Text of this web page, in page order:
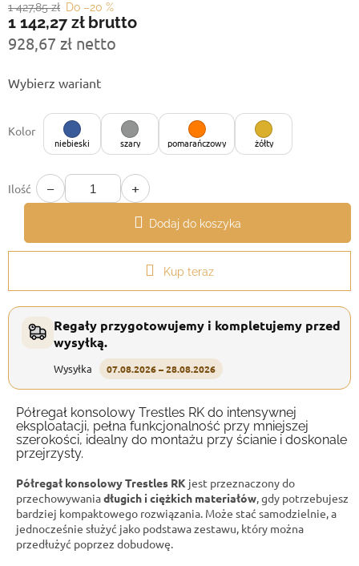
1 427,85 zł Do –20 %
1 142,27 złbrutto
928,67 zł netto
jednostkowa:
Wybierz wariant
Kolor
niebieski szary pomarańczowy żółty
Ilość − +
Dodaj do koszyka
Kup teraz
Regały przygotowujemy i kompletujemy przed
wysyłką.
Wysyłka 07.08.2026 – 28.08.2026
Półregał konsolowy Trestles RK do intensywnej
eksploatacji, pełna funkcjonalność przy mniejszej
szerokości, idealny do montażu przy ścianie i doskonale
przejrzysty.
Półregał konsolowy Trestles RK jest przeznaczony do
przechowywaniadługich i ciężkich materiałów, gdy potrzebujesz
bardziej kompaktowego rozwiązania. Może stać samodzielnie, a
jednocześnie służyć jako podstawa zestawu, który można
przedłużyć poprzez dobudowę.